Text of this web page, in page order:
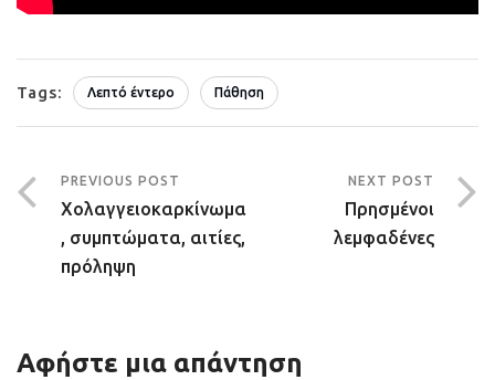
Tags: Λεπτό έντερο Πάθηση
PREVIOUS POST
Χολαγγειοκαρκίνωμα
, συμπτώματα, αιτίες,
πρόληψη
NEXT POST
Πρησμένοι
λεμφαδένες
Αφήστε μια απάντηση